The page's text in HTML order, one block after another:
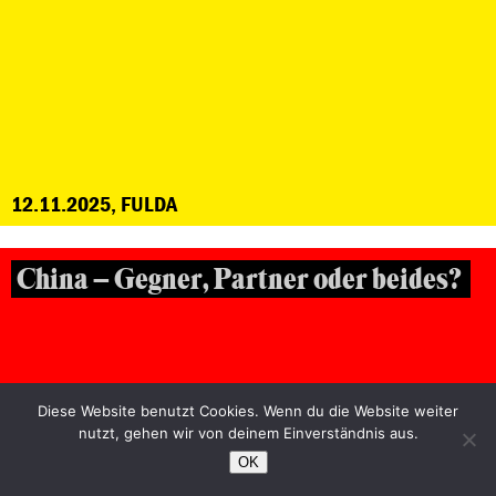
12.11.2025, FULDA
China – Gegner, Partner oder beides?
Diese Website benutzt Cookies. Wenn du die Website weiter
nutzt, gehen wir von deinem Einverständnis aus.
OK